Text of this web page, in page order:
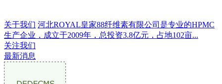
关于我们 河北ROYAL皇家88纤维素有限公司是专业的HPMC
生产企业，成立于2009年，总投资3.8亿元，占地102亩...
关注我们
最新消息